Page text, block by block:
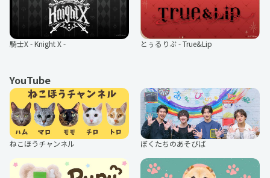
騎士X - Knight X - とぅるりぷ - True&Lip
YouTube
ねこほうチャンネル ぼくたちのあそびば